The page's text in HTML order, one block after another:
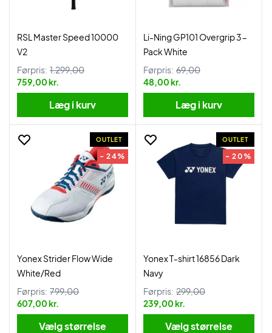
RSL Master Speed 10000
V2
Førpris: 1.299,00
759,00 kr.
Læg i kurv
Li-Ning GP101 Overgrip 3-
Pack White
Førpris: 69,00
48,00 kr.
Læg i kurv
OUTLET
- 24%
Yonex Strider Flow Wide
White/Red
Førpris: 799,00
607,00 kr.
Vælg størrelse
OUTLET
- 20%
Yonex T-shirt 16856 Dark
Navy
Førpris: 299,00
239,00 kr.
Vælg størrelse